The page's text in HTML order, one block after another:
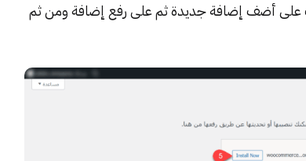
على أضف إضافة جديدة ثم على رفع إضافة ومن ثم